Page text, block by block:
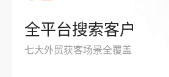
全平台搜索客户
七大外贸获客场景全覆盖